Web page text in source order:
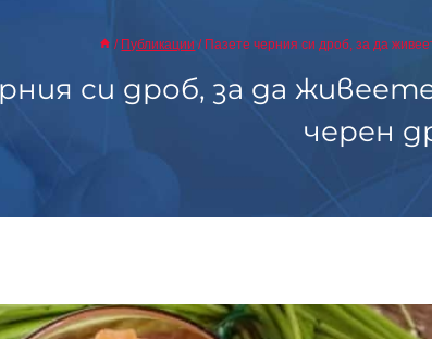
/ Публикации / Пазете черния си дроб, за да
си дроб, за да
черен